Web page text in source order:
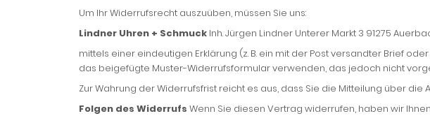
Um Ihr Widerrufsrecht auszuüben, müssen Sie uns:
Lindner Uhren + Schmuck Inh. Jürgen Lindner Unterer Markt 3 91275
mittels einer eindeutigen Erklärung (z. B. ein mit der Post versandter Brief
das beigefügte Muster-Widerrufsformular verwenden, das jedoch nicht
Zur Wahrung der Widerrufsfrist reicht es aus, dass Sie die Mitteilung über
Folgen des Widerrufs Wenn Sie diesen Vertrag widerrufen, haben wir